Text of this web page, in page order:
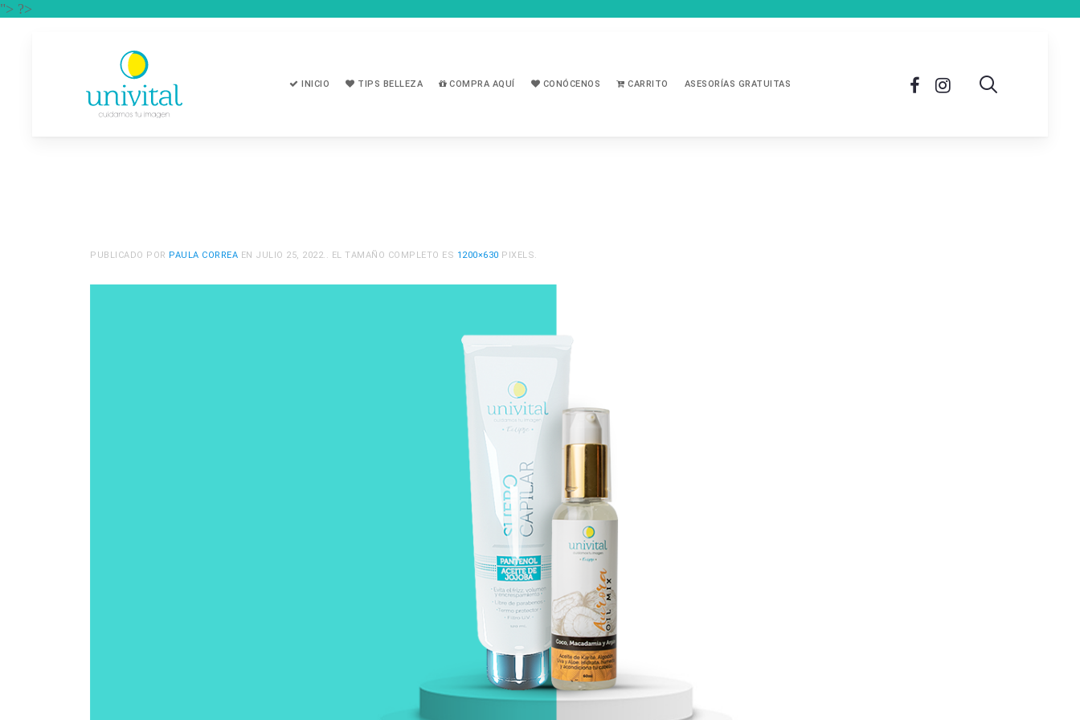
"> ?>
INICIO TIPS BELLEZA COMPRA AQUÍ CONÓCENOS CARRITO ASESORÍAS GRATUITAS
PUBLICADO POR PAULA CORREA EN JULIO 25, 2022.. EL TAMAÑO COMPLETO ES 1200×630 PIXELS.